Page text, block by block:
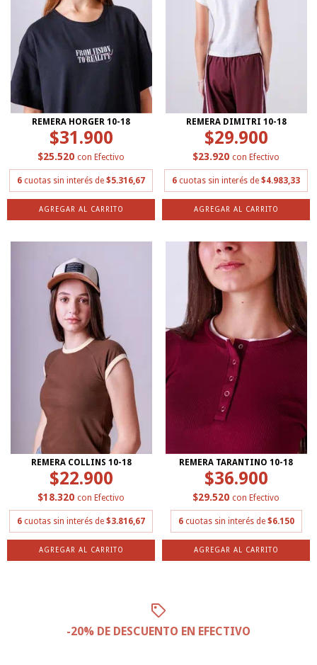
REMERA HORGER 10-18
$31.900
$25.520 con Efectivo
6 cuotas sin interés de $5.316,67
AGREGAR AL CARRITO
REMERA DIMITRI 10-18
$29.900
$23.920 con Efectivo
6 cuotas sin interés de $4.983,33
AGREGAR AL CARRITO
REMERA COLLINS 10-18
$22.900
$18.320 con Efectivo
6 cuotas sin interés de $3.816,67
AGREGAR AL CARRITO
REMERA TARANTINO 10-18
$36.900
$29.520 con Efectivo
6 cuotas sin interés de $6.150
AGREGAR AL CARRITO
-20% DE DESCUENTO EN EFECTIVO